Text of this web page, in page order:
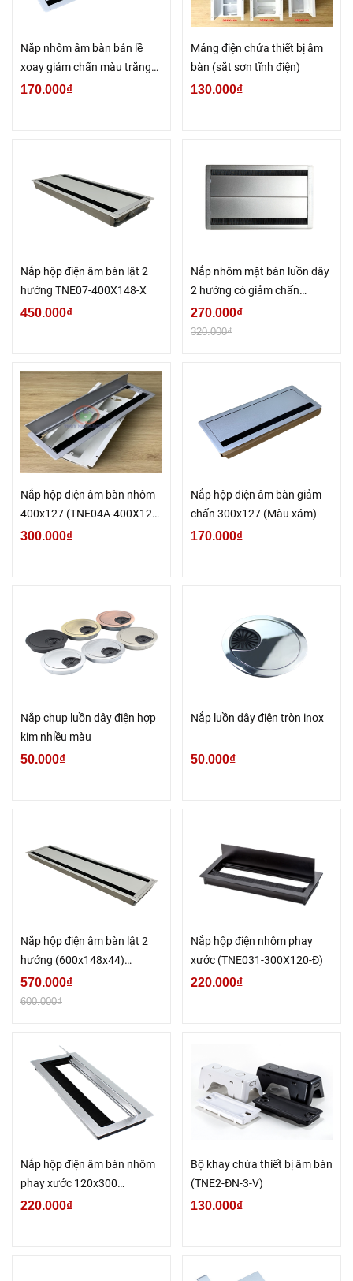
Nắp nhôm âm bàn bản lề
xoay giảm chấn màu trắng
(TNE01-300X128-T)
170.000₫
Máng điện chứa thiết bị âm
bàn (sắt sơn tĩnh điện)
130.000₫
Nắp hộp điện âm bàn lật 2
hướng TNE07-400X148-X
450.000₫
Nắp nhôm mặt bàn luồn dây
2 hướng có giảm chấn
300x220 (nắp đôi)
270.000₫
320.000₫
Nắp hộp điện âm bàn nhôm
400x127 (TNE04A-400X127-
X)
300.000₫
Nắp hộp điện âm bàn giảm
chấn 300x127 (Màu xám)
170.000₫
Nắp chụp luồn dây điện hợp
kim nhiều màu
50.000₫
Nắp luồn dây điện tròn inox
50.000₫
Nắp hộp điện âm bàn lật 2
hướng (600x148x44)
TNE07-600x148-X
570.000₫
600.000₫
Nắp hộp điện nhôm phay
xước (TNE031-300X120-Đ)
220.000₫
Nắp hộp điện âm bàn nhôm
phay xước 120x300
(TNE031-300X120-X)
220.000₫
Bộ khay chứa thiết bị âm bàn
(TNE2-ĐN-3-V)
130.000₫